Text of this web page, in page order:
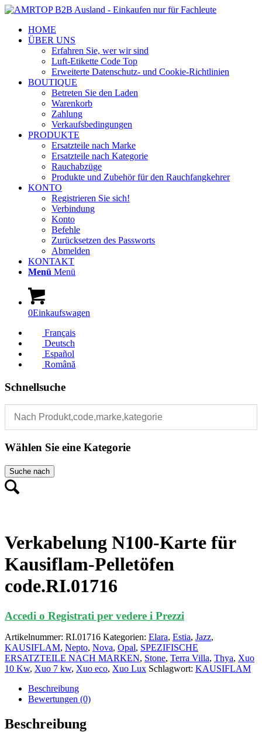
HOME
ÜBER UNS
Erfahren Sie, wer wir sind
Luft-Etikette Code Top
Erweiterte Datenschutz- und Cookie-Richtlinien
BOUTIQUE
Betreten Sie den Laden
Warenkorb
Zahlung
Verkaufsbedingungen
PRODUKTE
Ersatzteile nach Marke
Ersatzteile nach Kategorie
Rauchabzüge
Produkte und Zubehör für den Rauchfangkehrer
KONTO
Registrieren Sie sich!
Verbindung
Konto
Befehle
Zurücksetzen des Passworts
Abmelden
KONTAKT
Menü Menü
0Einkaufswagen
Français
Deutsch
Español
Română
Schnellsuche
Wählen Sie eine Kategorie
Suche nach
Verkabelung N100-Karte für
Kausiflam-Pelletöfen
code.RI.01716
Accedi o Registrati per vedere i Prezzi
Artikelnummer: RI.01716 Kategorien: Elara, Estia, Jazz,
KAUSIFLAM, Nepto, Nova, Opal, SPEZIFISCHE
ERSATZTEILE NACH MARKEN, Stone, Terra Villa, Thya, Xuo
10 Kw, Xuo 7 kw, Xuo eco, Xuo Lux Schlagwort: KAUSIFLAM
Beschreibung
Bewertungen (0)
Beschreibung